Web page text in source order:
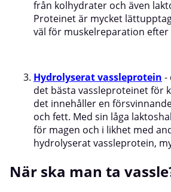
från kolhydrater och även
Proteinet är mycket
väl för muskelreparation
Hydrolyserat vassleprotein -
det bästa vassleproteinet för
det innehåller en
och fett. Med sin låga
för magen och i likhet med
hydrolyserat vassleprotein,
När ska man ta